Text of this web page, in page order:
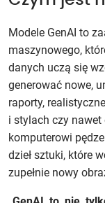
Modele GenAI to
maszynowego,
danych uczą się
generować nowe,
raporty,
i stylach czy
komputerowi
dzieł sztuki, które
zupełnie nowy